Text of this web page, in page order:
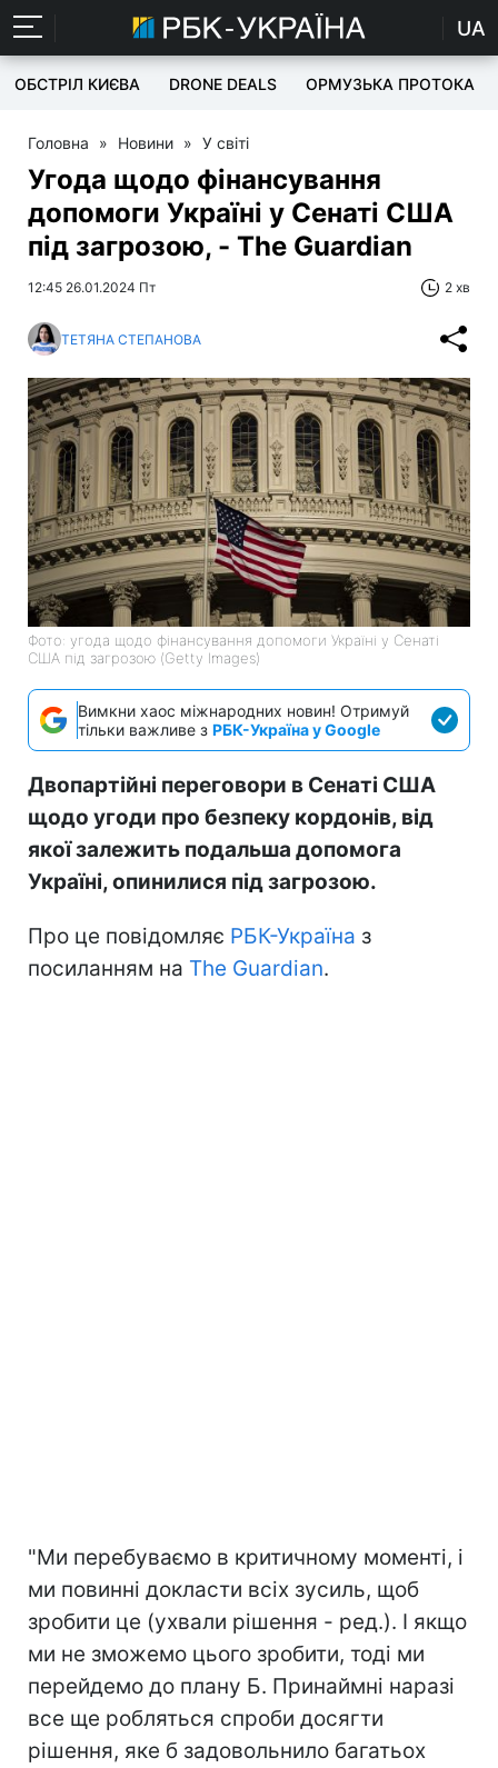
UA
ОБСТРІЛ КИЄВА DRONE DEALS ОРМУЗЬКА ПРОТОКА
Головна » Новини » У світі
Угода щодо фінансування
допомоги Україні у Сенаті США
під загрозою, - The Guardian
12:45 26.01.2024 Пт 2 хв
ТЕТЯНА СТЕПАНОВА
Фото: угода щодо фінансування допомоги Україні у Сенаті
США під загрозою (Getty Images)
Вимкни хаос міжнародних новин! Отримуй
тільки важливе з РБК-Україна у Google
Двопартійні переговори в Сенаті США
щодо угоди про безпеку кордонів, від
якої залежить подальша допомога
Україні, опинилися під загрозою.
Про це повідомляє РБК-Україна з
посиланням на The Guardian.
"Ми перебуваємо в критичному моменті, і
ми повинні докласти всіх зусиль, щоб
зробити це (ухвали рішення - ред.). І якщо
ми не зможемо цього зробити, тоді ми
перейдемо до плану Б. Принаймні наразі
все ще робляться спроби досягти
рішення, яке б задовольнило багатьох